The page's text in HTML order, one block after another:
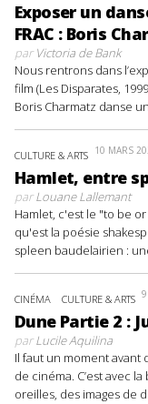
Exposer un
FRAC : Boris
parVictoria de Bank
Nous rentrons dans
film (Les Disparates,
Boris Charmatz danse
CULTURE & ARTS 10 MARS
Hamlet, entre
parLouane Lallemant
Hamlet, c'est le "to be
qu'est la poésie
spleen baudelairien :
CINÉMA CULTURE & ARTS
Dune Partie 2 :
parLucile Aquilina
Il faut un moment avant
de cinéma. C’est avec
oreilles, des images de